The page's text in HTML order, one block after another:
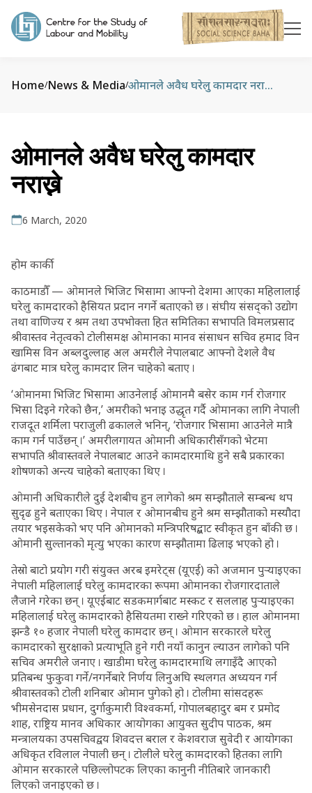
Home/News & Media/ ओमानले अवैध घरेलु कामदार नराख्ने
ओमानले अवैध घरेलु कामदार
नराख्ने
6 March, 2020
होम कार्की
काठमाडौँ — ओमानले भिजिट भिसामा आफ्नो देशमा आएका महिलालाई
घरेलु कामदारको हैसियत प्रदान नगर्ने बताएको छ । संघीय संसद्को उद्योग
तथा वाणिज्य र श्रम तथा उपभोक्ता हित समितिका सभापति विमलप्रसाद
श्रीवास्तव नेतृत्वको टोलीसमक्ष ओमानका मानव संसाधन सचिव हमाद विन
खामिस विन अब्लदुल्लाह अल अमरीले नेपालबाट आफ्नो देशले वैध
ढंगबाट मात्र घरेलु कामदार लिन चाहेको बताए ।
‘ओमानमा भिजिट भिसामा आउनेलाई ओमानमै बसेर काम गर्न रोजगार
भिसा दिइने गरेको छैन,’ अमरीको भनाइ उद्धृत गर्दै ओमानका लागि नेपाली
राजदूत शर्मिला पराजुली ढकालले भनिन्, ‘रोजगार भिसामा आउनेले मात्रै
काम गर्न पाउँछन् ।’ अमरीलगायत ओमानी अधिकारीसँगको भेटमा
सभापति श्रीवास्तवले नेपालबाट आउने कामदारमाथि हुने सबै प्रकारका
शोषणको अन्त्य चाहेको बताएका थिए ।
ओमानी अधिकारीले दुई देशबीच हुन लागेको श्रम सम्झौताले सम्बन्ध थप
सुदृढ हुने बताएका थिए । नेपाल र ओमानबीच हुने श्रम सम्झौताको मस्यौदा
तयार भइसकेको भए पनि ओमानको मन्त्रिपरिषद्बाट स्वीकृत हुन बाँकी छ ।
ओमानी सुल्तानको मृत्यु भएका कारण सम्झौतामा ढिलाइ भएको हो ।
तेस्रो बाटो प्रयोग गरी संयुक्त अरब इमरेट्स (यूएई) को अजमान पुर्‍याइएका
नेपाली महिलालाई घरेलु कामदारका रूपमा ओमानका रोजगारदाताले
लैजाने गरेका छन् । यूएईबाट सडकमार्गबाट मस्कट र सललाह पुर्‍याइएका
महिलालाई घरेलु कामदारको हैसियतमा राख्ने गरिएको छ । हाल ओमानमा
झन्डै १० हजार नेपाली घरेलु कामदार छन् । ओमान सरकारले घरेलु
कामदारको सुरक्षाको प्रत्याभूति हुने गरी नयाँ कानुन ल्याउन लागेको पनि
सचिव अमरीले जनाए । खाडीमा घरेलु कामदारमाथि लगाइँदै आएको
प्रतिबन्ध फुकुवा गर्ने/नगर्नेबारे निर्णय लिनुअघि स्थलगत अध्ययन गर्न
श्रीवास्तवको टोली शनिबार ओमान पुगेको हो । टोलीमा सांसदहरू
भीमसेनदास प्रधान, दुर्गाकुमारी विश्वकर्मा, गोपालबहादुर बम र प्रमोद
शाह, राष्ट्रिय मानव अधिकार आयोगका आयुक्त सुदीप पाठक, श्रम
मन्त्रालयका उपसचिवद्वय शिवदत्त बराल र केशवराज सुवेदी र आयोगका
अधिकृत रविलाल नेपाली छन् । टोलीले घरेलु कामदारको हितका लागि
ओमान सरकारले पछिल्लोपटक लिएका कानुनी नीतिबारे जानकारी
लिएको जनाइएको छ ।